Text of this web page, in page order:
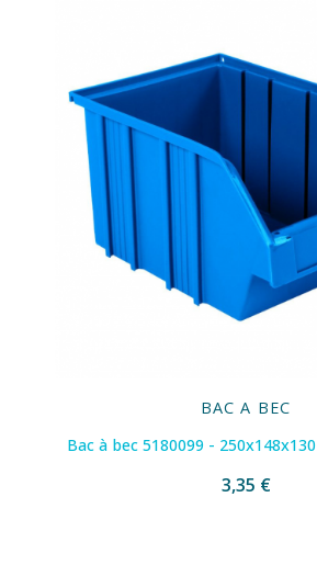
BAC A BEC
Bac à bec 5180099 -
3,35 €